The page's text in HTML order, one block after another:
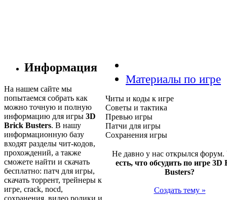
Информация
На нашем сайте мы
попытаемся собрать как
можно точную и полную
информацию для игры 3D
Brick Busters. В нашу
информационную базу
входят разделы чит-кодов,
прохождений, а также
сможете найти и скачать
бесплатно: патч для игры,
скачать торрент, трейнеры к
игре, crack, nocd,
сохранения, видео ролики и
Материалы по игре
Читы и коды к игре
Советы и тактика
Превью игры
Патчи для игры
Сохранения игры
Не давно у нас открылся форум.
есть, что обсудить по игре 3D
Busters?
Создать тему »